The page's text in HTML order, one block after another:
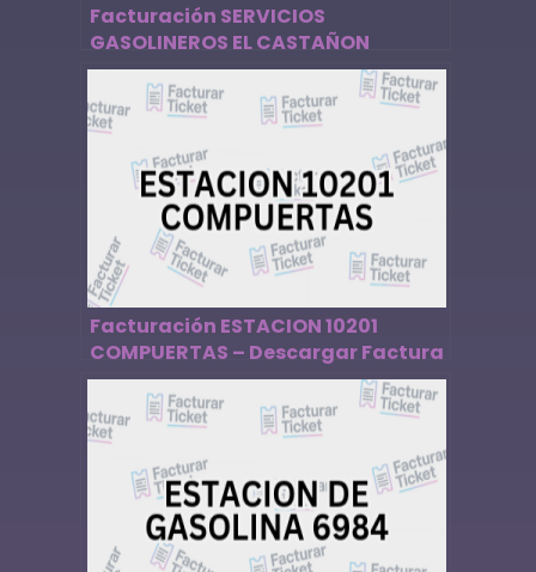
Facturación SERVICIOS
GASOLINEROS EL CASTAÑON
ESTACION 12900 – Descargar
Factura
Facturación ESTACION 10201
COMPUERTAS – Descargar Factura